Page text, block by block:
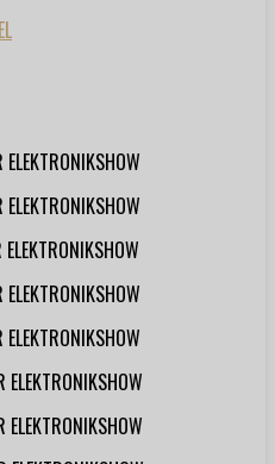
ELEKTRONIKSHOW
ELEKTRONIKSHOW
ELEKTRONIKSHOW
ELEKTRONIKSHOW
ELEKTRONIKSHOW
ELEKTRONIKSHOW
ELEKTRONIKSHOW